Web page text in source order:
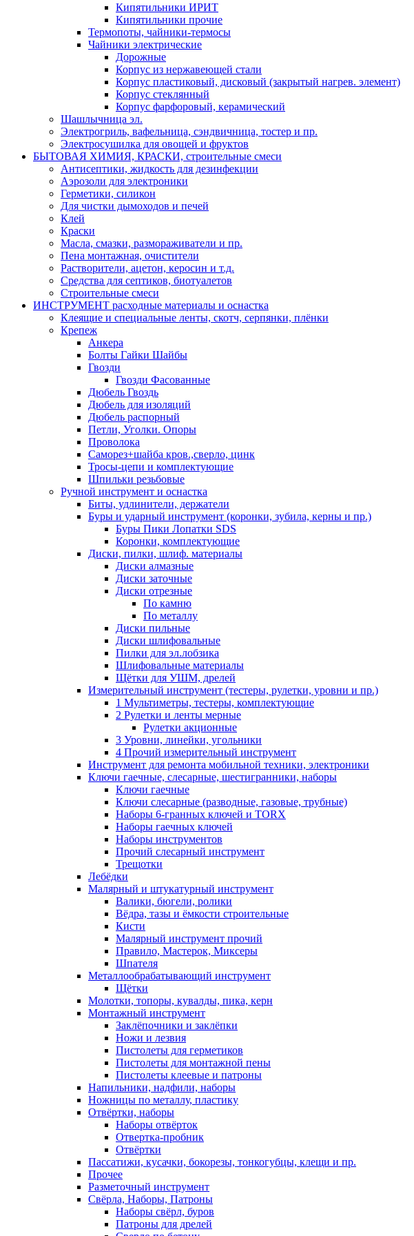
Кипятильники ИРИТ
Кипятильники прочие
Термопоты, чайники-термосы
Чайники электрические
Дорожные
Корпус из нержавеющей стали
Корпус пластиковый, дисковый (закрытый нагрев. элемент)
Корпус стеклянный
Корпус фарфоровый, керамический
Шашлычница эл.
Электрогриль, вафельница, сэндвичница, тостер и пр.
Электросушилка для овощей и фруктов
БЫТОВАЯ ХИМИЯ, КРАСКИ, строительные смеси
Антисептики, жидкость для дезинфекции
Аэрозоли для электроники
Герметики, силикон
Для чистки дымоходов и печей
Клей
Краски
Масла, смазки, размораживатели и пр.
Пена монтажная, очистители
Растворители, ацетон, керосин и т.д.
Средства для септиков, биотуалетов
Строительные смеси
ИНСТРУМЕНТ расходные материалы и оснастка
Клеящие и специальные ленты, скотч, серпянки, плёнки
Крепеж
Анкера
Болты Гайки Шайбы
Гвозди
Гвозди Фасованные
Дюбель Гвоздь
Дюбель для изоляций
Дюбель распорный
Петли, Уголки. Опоры
Проволока
Саморез+шайба кров.,сверло, цинк
Тросы-цепи и комплектующие
Шпильки резьбовые
Ручной инструмент и оснастка
Биты, удлинители, держатели
Буры и ударный инструмент (коронки, зубила, керны и пр.)
Буры Пики Лопатки SDS
Коронки, комплектующие
Диски, пилки, шлиф. материалы
Диски алмазные
Диски заточные
Диски отрезные
По камню
По металлу
Диски пильные
Диски шлифовальные
Пилки для эл.лобзика
Шлифовальные материалы
Щётки для УШМ, дрелей
Измерительный инструмент (тестеры, рулетки, уровни и пр.)
1 Мультиметры, тестеры, комплектующие
2 Рулетки и ленты мерные
Рулетки акционные
3 Уровни, линейки, угольники
4 Прочий измерительный инструмент
Инструмент для ремонта мобильной техники, электроники
Ключи гаечные, слесарные, шестигранники, наборы
Ключи гаечные
Ключи слесарные (разводные, газовые, трубные)
Наборы 6-гранных ключей и TORX
Наборы гаечных ключей
Наборы инструментов
Прочий слесарный инструмент
Трещотки
Лебёдки
Малярный и штукатурный инструмент
Валики, бюгели, ролики
Вёдра, тазы и ёмкости строительные
Кисти
Малярный инструмент прочий
Правило, Мастерок, Миксеры
Шпателя
Металлообрабатывающий инструмент
Щётки
Молотки, топоры, кувалды, пика, керн
Монтажный инструмент
Заклёпочники и заклёпки
Ножи и лезвия
Пистолеты для герметиков
Пистолеты для монтажной пены
Пистолеты клеевые и патроны
Напильники, надфили, наборы
Ножницы по металлу, пластику
Отвёртки, наборы
Наборы отвёрток
Отвертка-пробник
Отвёртки
Пассатижи, кусачки, бокорезы, тонкогубцы, клещи и пр.
Прочее
Разметочный инструмент
Свёрла, Наборы, Патроны
Наборы свёрл, буров
Патроны для дрелей